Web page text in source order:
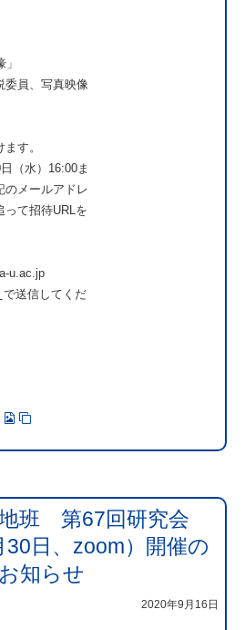
委員、写真映像
す。
（水）16:00ま
のメールアドレ
って招待URLを
u.ac.jp
送信してくだ
班 第67回研究会
30日、zoom）開催の
お知らせ
2020年9月16日